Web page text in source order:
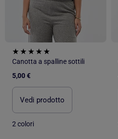
Canotta a spalline sottili
5,00 €
Vedi prodotto
2 colori